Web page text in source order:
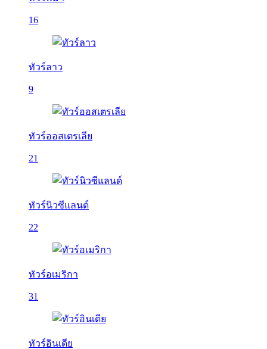
16
ทัวร์ลาว
9
ทัวร์ออสเตรเลีย
21
ทัวร์นิวซีแลนด์
22
ทัวร์อเมริกา
31
ทัวร์อินเดีย